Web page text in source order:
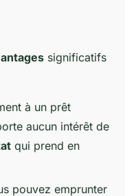
significatifs
à un prêt
aucun intérêt de
qui prend en
pouvez emprunter